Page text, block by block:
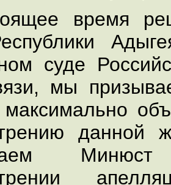
время
суде
мы
данной